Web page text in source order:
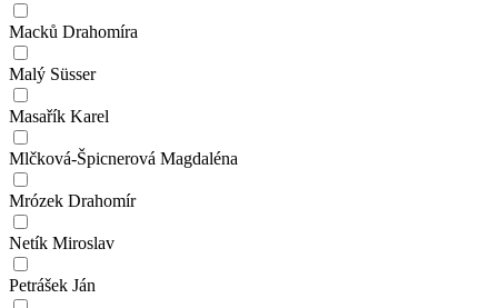
Macků Drahomíra
Malý Süsser
Masařík Karel
Mlčková-Špicnerová Magdaléna
Mrózek Drahomír
Netík Miroslav
Petrášek Ján